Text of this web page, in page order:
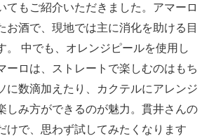
てもご紹介いただきました。アマーロ
お酒で、現地では主に消化を助ける目
。 中でも、オレンジピールを使用し
ーロは、ストレートで楽しむのはもち
に数滴加えたり、カクテルにアレンジ
しみ方ができるのが魅力。貫井さんの
けで、思わず試してみたくなります